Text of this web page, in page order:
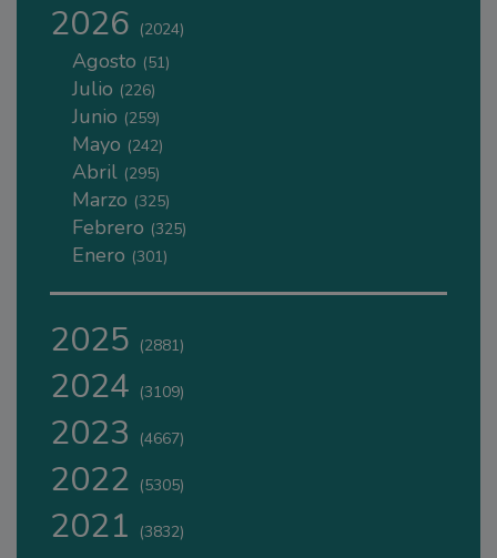
2026 (2024)
Agosto (51)
Julio (226)
Junio (259)
Mayo (242)
Abril (295)
Marzo (325)
Febrero (325)
Enero (301)
2025 (2881)
2024 (3109)
2023 (4667)
2022 (5305)
2021 (3832)